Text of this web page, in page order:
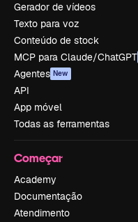
Gerador de vídeos
Texto para voz
Conteúdo de stock
MCP para Claude/ChatGPT
Agentes New
API
App móvel
Todas as ferramentas
Começar
Academy
Documentação
Atendimento